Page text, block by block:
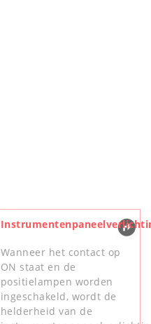
Wanneer het contact op
ON staat en de
positielampen worden
ingeschakeld, wordt de
helderheid van de